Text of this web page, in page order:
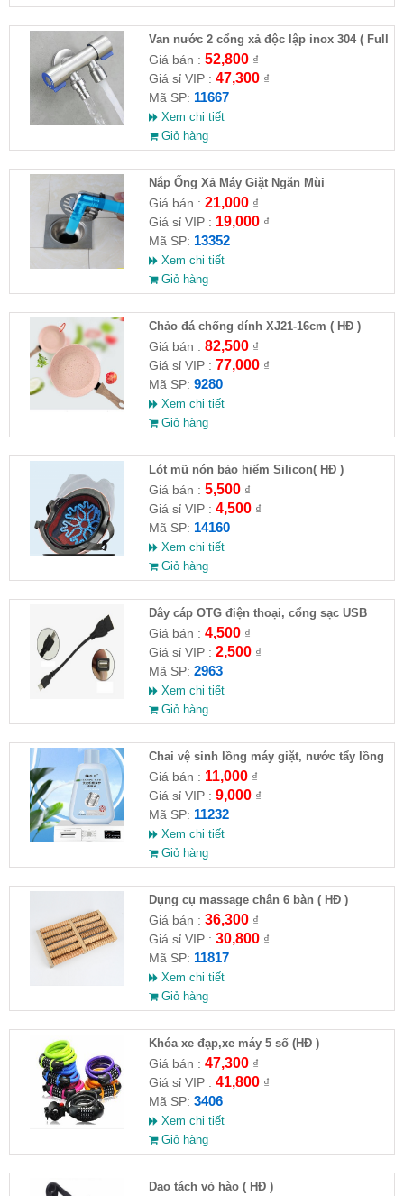
Van nước 2 cổng xả độc lập inox 304 ( Full
VAT )
Giá bán : 52,800₫
Giá sỉ VIP : 47,300₫
Mã SP: 11667
Xem chi tiết
Giỏ hàng
Nắp Ống Xả Máy Giặt Ngăn Mùi
Giá bán : 21,000₫
Giá sỉ VIP : 19,000₫
Mã SP: 13352
Xem chi tiết
Giỏ hàng
Chảo đá chống dính XJ21-16cm ( HĐ )
Giá bán : 82,500₫
Giá sỉ VIP : 77,000₫
Mã SP: 9280
Xem chi tiết
Giỏ hàng
Lót mũ nón bảo hiểm Silicon( HĐ )
Giá bán : 5,500₫
Giá sỉ VIP : 4,500₫
Mã SP: 14160
Xem chi tiết
Giỏ hàng
Dây cáp OTG điện thoại, cổng sạc USB
Giá bán : 4,500₫
Giá sỉ VIP : 2,500₫
Mã SP: 2963
Xem chi tiết
Giỏ hàng
Chai vệ sinh lồng máy giặt, nước tẩy lồng
máy giặt CLEANING FLUID
Giá bán : 11,000₫
Giá sỉ VIP : 9,000₫
Mã SP: 11232
Xem chi tiết
Giỏ hàng
Dụng cụ massage chân 6 bàn ( HĐ )
Giá bán : 36,300₫
Giá sỉ VIP : 30,800₫
Mã SP: 11817
Xem chi tiết
Giỏ hàng
Khóa xe đạp,xe máy 5 số (HĐ )
Giá bán : 47,300₫
Giá sỉ VIP : 41,800₫
Mã SP: 3406
Xem chi tiết
Giỏ hàng
Dao tách vỏ hào ( HĐ )